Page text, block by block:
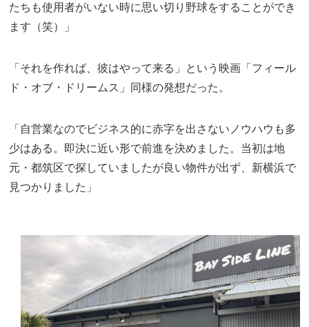
たちも使用者がいない時に思い切り野球をすることができ
ます（笑）」
「それを作れば、彼はやって来る」という映画「フィール
ド・オブ・ドリームス」同様の発想だった。
「自営業なのでビジネス的に赤字を出さないノウハウも多
少はある。即決に近い形で前進を決めました。当初は地
元・都筑区で探していましたが良い物件が出ず、新横浜で
見つかりました」